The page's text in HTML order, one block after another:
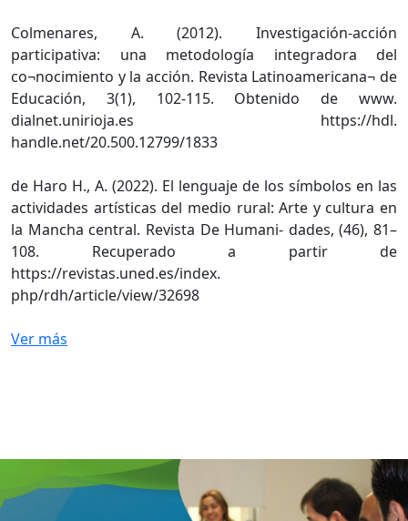
Colmenares, A. (2012). Investigación-acción
participativa: una metodología integradora del
co¬nocimiento y la acción. Revista Latinoamericana¬ de
Educación, 3(1), 102-115. Obtenido de www.
dialnet.unirioja.es https://hdl.
handle.net/20.500.12799/1833
de Haro H., A. (2022). El lenguaje de los símbolos en las
actividades artísticas del medio rural: Arte y cultura en
la Mancha central. Revista De Humani- dades, (46), 81–
108. Recuperado a partir de
https://revistas.uned.es/index.
php/rdh/article/view/32698
Ver más